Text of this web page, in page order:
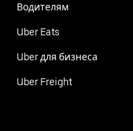
Водителям
Uber Eats
Uber для бизнеса
Uber Freight